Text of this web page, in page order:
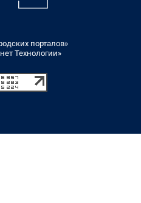
порталов»
Технологии»